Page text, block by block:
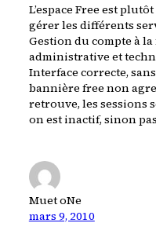
L’espace Free est
gérer les différents
Gestion du compte à
administrative et
Interface correcte,
bannière free non
retrouve, les sessions
on est inactif, sinon
Muet oNe
mars 9, 2010